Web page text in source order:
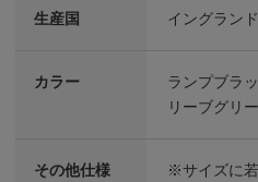
生産国 イングランド
カラー
ランプブラ
リーブグリ
その他仕様 ※サイズに